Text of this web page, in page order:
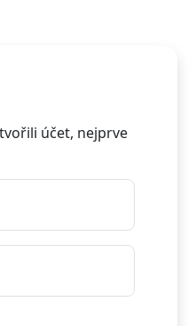
účet, nejprve